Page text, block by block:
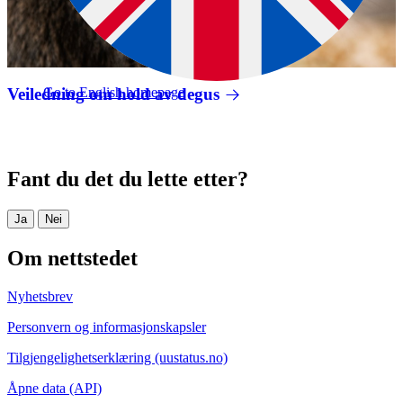
Go to English homepage
Veiledning om hold av degus
Fant du det du lette etter?
Ja Nei
Om nettstedet
Nyhetsbrev
Personvern og informasjonskapsler
Tilgjengelighetserklæring (uustatus.no)
Åpne data (API)